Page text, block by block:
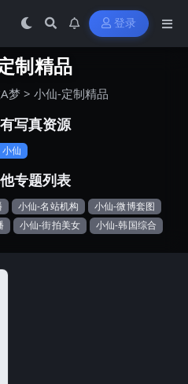
登录
制精品
梦> 小仙-定制精品
写真资源
小仙
专题列表
小仙-名站机构
小仙-微博套图
小仙-街拍美女 小仙-韩国综合